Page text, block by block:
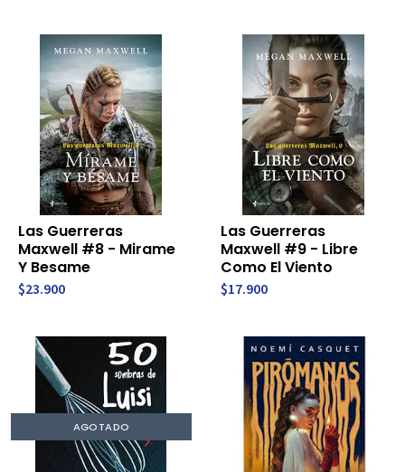
Las Guerreras
Maxwell #8 - Mirame
Y Besame
$23.900
Las Guerreras
Maxwell #9 - Libre
Como El Viento
$17.900
AGOTADO